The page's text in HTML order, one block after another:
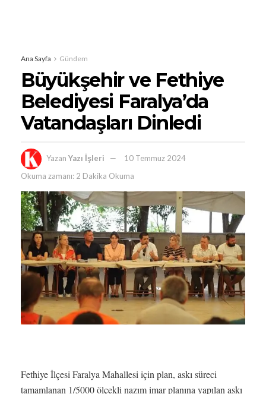
Ana Sayfa Gündem
Büyükşehir ve Fethiye
Belediyesi Faralya’da
Vatandaşları Dinledi
Yazan Yazı İşleri
10 Temmuz 2024
Okuma zamanı: 2 Dakika Okuma
Fethiye İlçesi Faralya Mahallesi için plan, askı süreci
tamamlanan 1/5000 ölçekli nazım imar planına yapılan askı